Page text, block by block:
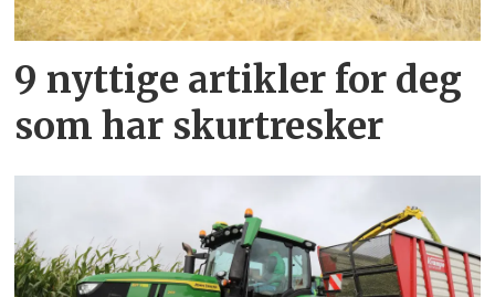
9 nyttige artikler for deg
som har skurtresker